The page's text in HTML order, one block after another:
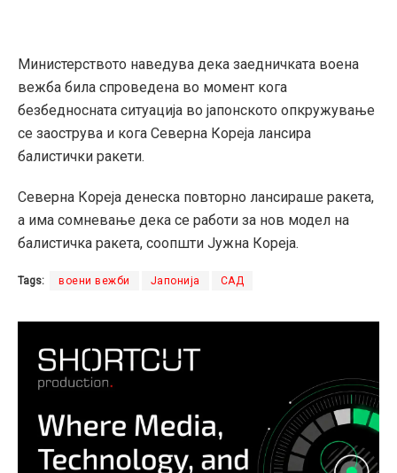
Министерството наведува дека заедничката воена
вежба била спроведена во момент кога
безбедносната ситуација во јапонското опкружување
се заострува и кога Северна Кореја лансира
балистички ракети.
Северна Кореја денеска повторно лансираше ракета,
а има сомневање дека се работи за нов модел на
балистичка ракета, соопшти Јужна Кореја.
Tags: воени вежби Јапонија САД